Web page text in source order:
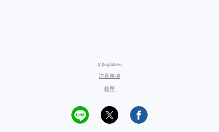
(c)kupaberu
注意事項
檢舉